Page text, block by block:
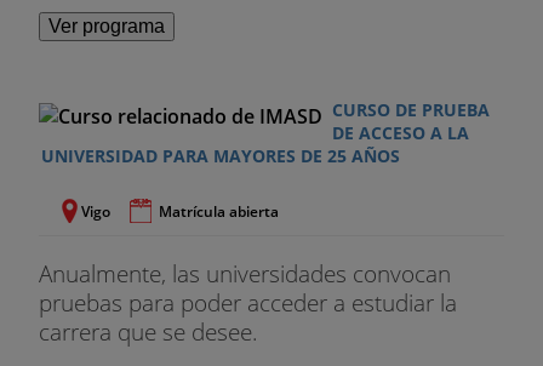
Ver programa
CURSO DE PRUEBA
DE ACCESO A LA
UNIVERSIDAD PARA MAYORES DE 25 AÑOS
Vigo Matrícula abierta
Anualmente, las universidades convocan
pruebas para poder acceder a estudiar la
carrera que se desee.